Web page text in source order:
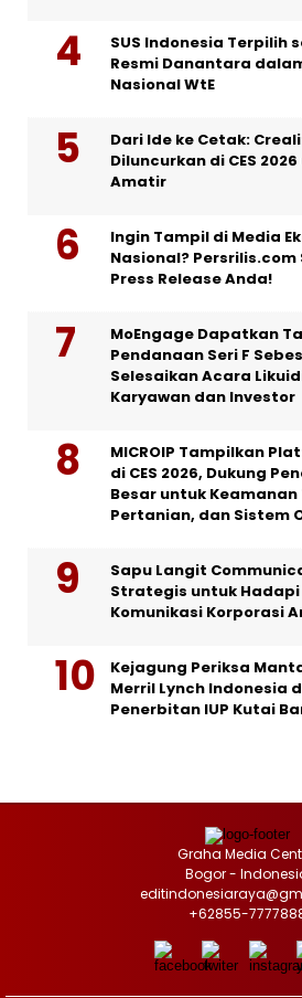
SUS Indonesia Terpilih
Resmi Danantara
Nasional WtE
Dari Ide ke Cetak:
Diluncurkan di CES
Amatir
Ingin Tampil di Media
Nasional?
Press Release Anda!
MoEngage Dapatkan
Pendanaan Seri F
Selesaikan Acara
Karyawan dan Investor
MICROIP Tampilkan
di CES 2026, Dukung
Besar untuk
Pertanian, dan Sistem
Sapu Langit
Strategis untuk
Komunikasi Korporasi
Kejagung Periksa
Merril Lynch Indonesia
Penerbitan IUP Kutai
Graha Media
Bogor -
+62855-